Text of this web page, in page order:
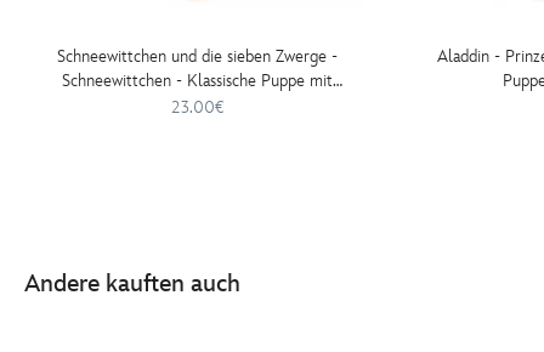
Schneewittchen und die sieben Zwerge -
Schneewittchen - Klassische Puppe mit
Begleiter
23.00€
Aladdin -
Andere kauften auch